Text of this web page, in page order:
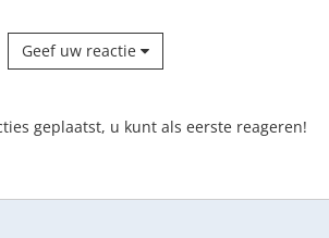
Geef uw reactie
geplaatst, u kunt als eerste reageren!